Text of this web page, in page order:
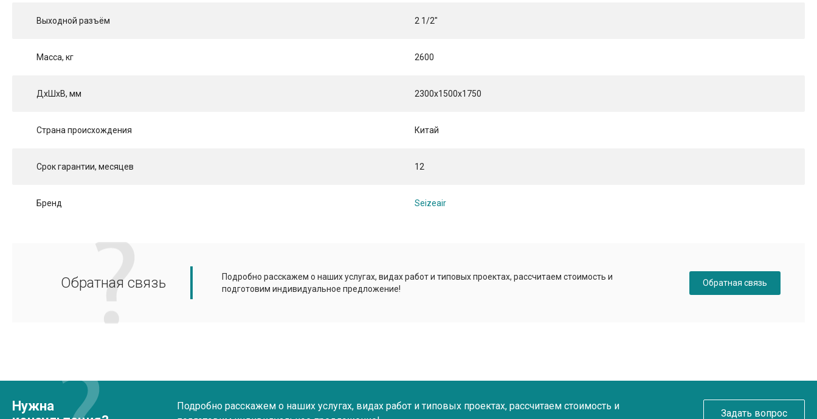
Выходной разъём 2 1/2"
Масса, кг 2600
ДхШхВ, мм 2300х1500х1750
Страна происхождения Китай
Срок гарантии, месяцев 12
Бренд Seizeair
Обратная связь
Подробно расскажем о наших услугах, видах работ и типовых проектах, рассчитаем стоимость и
подготовим индивидуальное предложение!
Обратная связь
Нужна
Подробно расскажем о наших услугах, видах работ и типовых проектах, рассчитаем стоимость и
Задать вопрос